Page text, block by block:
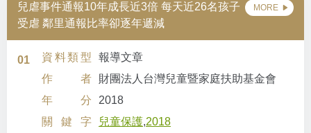
兒虐事件通報10年成長近3倍 每天近26名孩子
受虐 鄰里通報比率卻逐年遞減
MORE
01 資料類型
報導文章
作者
財團法人台灣兒童暨家庭扶助基金會
年分
2018
關鍵字
兒童保護,2018